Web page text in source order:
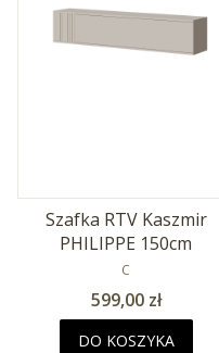
Szafka RTV Kaszmir
PHILIPPE 150cm
PRODUCENT
C
Cena
599,00 zł
DO KOSZYKA